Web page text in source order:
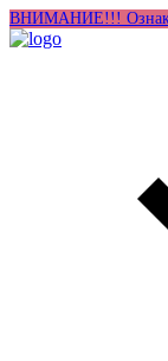
ВНИМАНИЕ!!!